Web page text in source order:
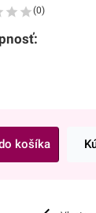
(0)
košíka